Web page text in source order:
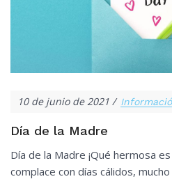
10 de junio de 2021
Día de la Madre
Día de la Madre ¡Qué hermosa
complace con días cálidos,